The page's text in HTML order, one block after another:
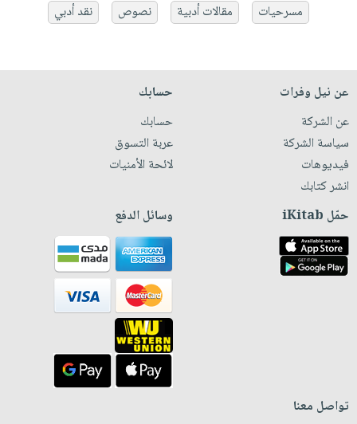
مسرحيات
مقالات أدبية نصوص نقد أدبي
عن نيل وفرات
عن الشركة
سياسة الشركة
فيديوهات
انشر كتابك
حسابك
حسابك
عربة التسوق
لائحة الأمنيات
حمّل iKitab وسائل الدفع
تواصل معنا